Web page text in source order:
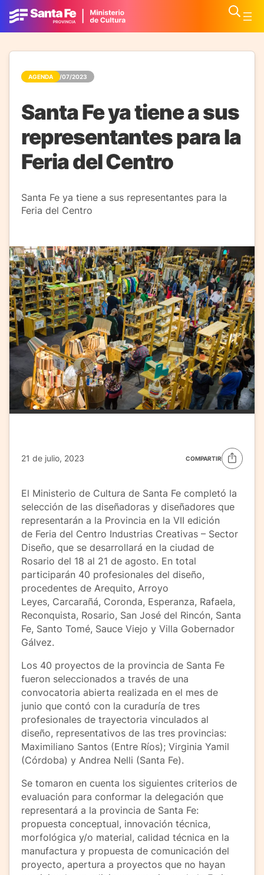
AGENDA 21/07/2023
Santa Fe ya tiene a sus
representantes para la
Feria del Centro
Santa Fe ya tiene a sus representantes para la
Feria del Centro
21 de julio, 2023 COMPARTIR
El Ministerio de Cultura de Santa Fe completó la
selección de las diseñadoras y diseñadores que
representarán a la Provincia en la VII edición
de Feria del Centro Industrias Creativas – Sector
Diseño​, que se desarrollará en la ciudad de
Rosario del 18 al 21 de agosto. En total
participarán 40 profesionales del diseño,
procedentes de Arequito, Arroyo
Leyes, Carcarañá, Coronda, Esperanza, Rafaela,
Reconquista, Rosario, San José del Rincón, Santa
Fe, Santo Tomé, Sauce Viejo y Villa Gobernador
Gálvez.
Los 40 proyectos de la provincia de Santa Fe
fueron seleccionados a través de una
convocatoria abierta realizada en el mes de
junio que contó con la curaduría de tres
profesionales de trayectoria vinculados al
diseño, representativos de las tres provincias:
Maximiliano Santos (Entre Ríos); Virginia Yamil
(Córdoba) y Andrea Nelli (Santa Fe).
Se tomaron en cuenta los siguientes criterios de
evaluación para conformar la delegación que
representará a la provincia de Santa Fe:
propuesta conceptual, innovación técnica,
morfológica y/o material, calidad técnica en la
manufactura y propuesta de comunicación del
proyecto, apertura a proyectos que no hayan